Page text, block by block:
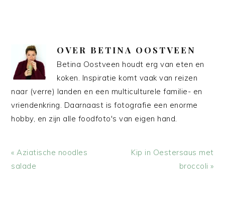
OVER BETINA OOSTVEEN
Betina Oostveen houdt erg van eten en
koken. Inspiratie komt vaak van reizen
naar (verre) landen en een multiculturele familie- en
vriendenkring. Daarnaast is fotografie een enorme
hobby, en zijn alle foodfoto's van eigen hand.
Vorig
bericht:
« Aziatische noodles
salade
Volgend
Kip in Oestersaus met
broccoli »